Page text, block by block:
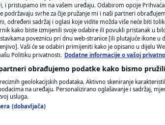
FOTO
VIDEO
biste lako
usvojili su nacrt stajališta o
i pristupamo im na vašem uređaju. Odabirom opcije
podržavaju svrhe za čije pružanje mi i naši partneri
određeni sadržaj i oglasi koje vidite možda više neće biti
kako biste izmijenili svoje odabire ili povukli pristanak u
poveznicu pri dnu web-stranice [ili plutajuće ikone u
Vaši će se odabiri primijeniti kako je opisano u dijelu
Politiku privatnosti. Dodatne informacije o vašoj
obrađujemo podatke kako bismo
geolokacijskih podataka. Aktivno skeniranje
na uređaju. Personalizirano oglašavanje i sadržaj,
usluga.
(dobavljača)